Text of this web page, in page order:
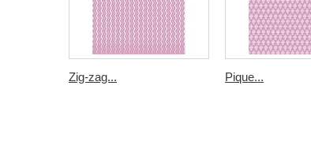
Zig-zag... Pique...